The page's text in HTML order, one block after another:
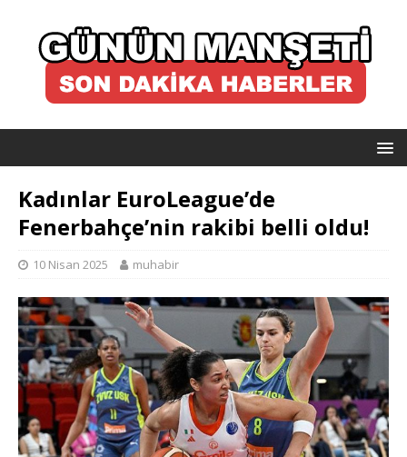
Kadınlar EuroLeague’de
Fenerbahçe’nin rakibi belli oldu!
10 Nisan 2025 muhabir